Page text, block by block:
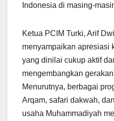
Indonesia di masing-
Ketua PCIM Turki, Arif
menyampaikan apresiasi
yang dinilai cukup aktif
mengembangkan
Menurutnya, berbagai
Arqam, safari dakwah,
usaha Muhammadiyah